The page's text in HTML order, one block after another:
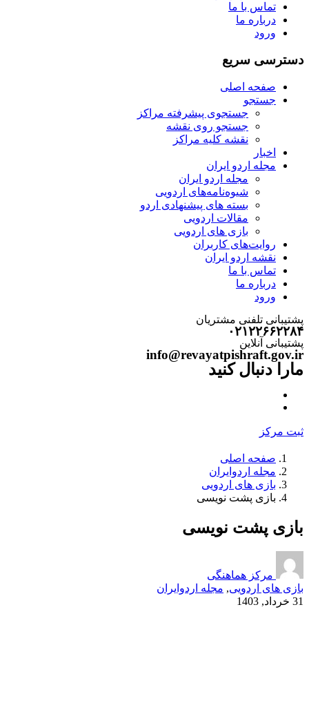
تماس با ما
درباره ما
ورود
دسترسی سریع
صفحه اصلی
جستجو
جستجوی پیشرفته مراکز
جستجو روی نقشه
نقشه کلیه مراکز
اخبار
مجله اردو ایران
مجله اردو ایران
شیوه‌نامه‌های اردویی
بسته های پیشنهادی اردو
مقالات اردویی
بازی های اردویی
روایت‌های کاربران
نقشه اردو ایران
تماس با ما
درباره ما
ورود
پشتیبانی تلفنی مشتریان
۰۲۱۲۲۶۶۲۲۸۴
پشتیبانی آنلاین
info@revayatpishraft.gov.ir
مارا دنبال کنید
ثبت مرکز
صفحه اصلی
مجله اردوایران
بازی های اردویی
بازی پشت نویسی
بازی پشت نویسی
مرکز هماهنگی
بازی های اردویی, مجله اردوایران
31 خرداد, 1403